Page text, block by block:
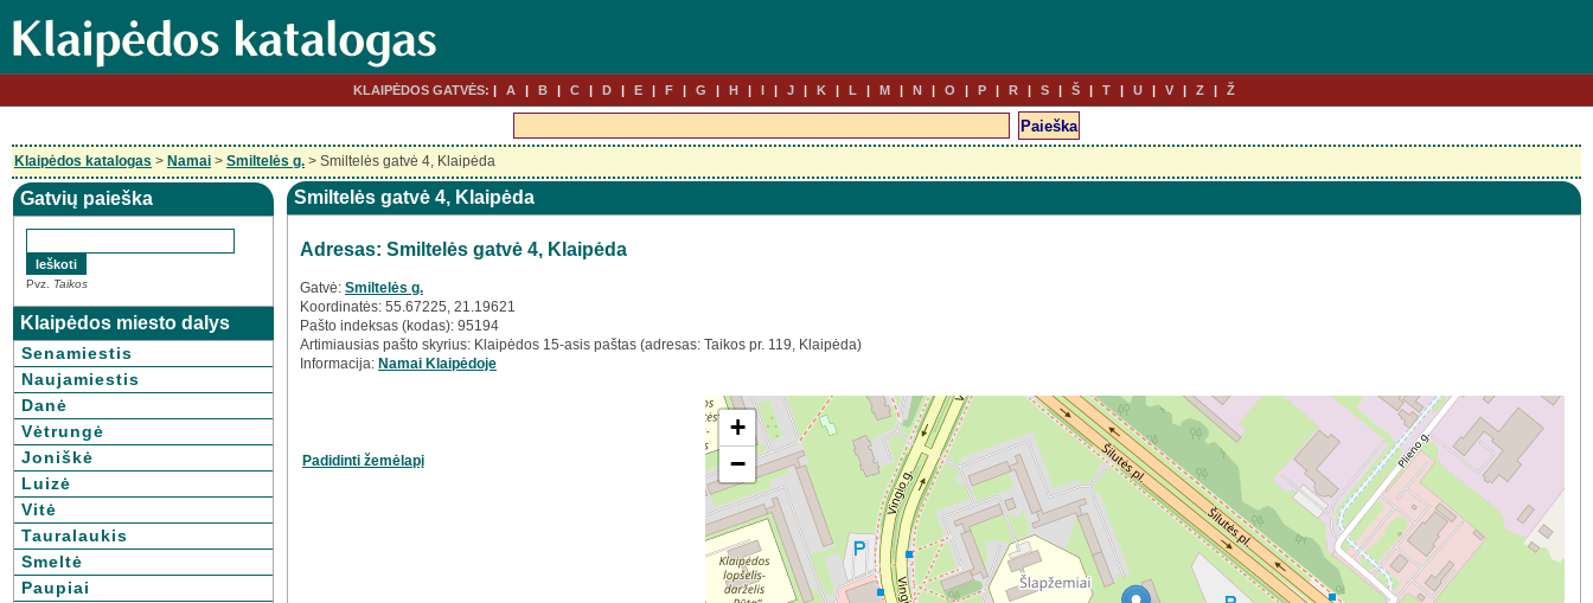
KLAIPĖDOS GATVĖS: A B C D E F G H I J K L M N O P R S Š T U V Z Ž
Klaipėdos katalogas > Namai > Smiltelės g. > Smiltelės gatvė 4, Klaipėda
Gatvių paieška
Pvz. Taikos
Klaipėdos miesto dalys
Senamiestis
Naujamiestis
Danė
Vėtrungė
Joniškė
Luizė
Vitė
Tauralaukis
Smeltė
Paupiai
Smiltelės gatvė 4, Klaipėda
Adresas: Smiltelės gatvė 4, Klaipėda
Gatvė: Smiltelės g.
Koordinatės: 55.67225, 21.19621
Pašto indeksas (kodas): 95194
Artimiausias pašto skyrius: Klaipėdos 15-asis paštas (adresas: Taikos pr. 119, Klaipėda)
Informacija: Namai Klaipėdoje
Padidinti žemėlapį
+
−